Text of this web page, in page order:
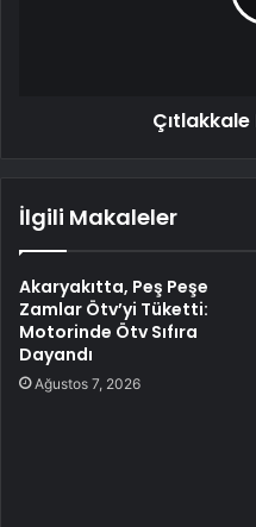
Çıtlakkale
İlgili Makaleler
Akaryakıtta, Peş Peşe
Zamlar Ötv’yi Tüketti:
Motorinde Ötv Sıfıra
Dayandı
Ağustos 7, 2026